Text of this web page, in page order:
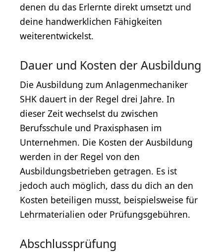
denen du das Erlernte direkt umsetzt und
deine handwerklichen Fähigkeiten
weiterentwickelst.
Dauer und Kosten der Ausbildung
Die Ausbildung zum Anlagenmechaniker
SHK dauert in der Regel drei Jahre. In
dieser Zeit wechselst du zwischen
Berufsschule und Praxisphasen im
Unternehmen. Die Kosten der Ausbildung
werden in der Regel von den
Ausbildungsbetrieben getragen. Es ist
jedoch auch möglich, dass du dich an den
Kosten beteiligen musst, beispielsweise für
Lehrmaterialien oder Prüfungsgebühren.
Abschlussprüfung